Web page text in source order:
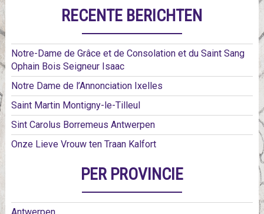
RECENTE BERICHTEN
Notre-Dame de Grâce et de Consolation et du Saint Sang
Ophain Bois Seigneur Isaac
Notre Dame de l’Annonciation Ixelles
Saint Martin Montigny-le-Tilleul
Sint Carolus Borremeus Antwerpen
Onze Lieve Vrouw ten Traan Kalfort
PER PROVINCIE